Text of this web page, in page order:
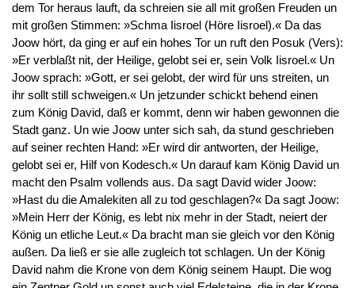
dem Tor heraus lauft, da schreien sie all mit großen Freuden un
mit großen Stimmen: »Schma Iisroel (Höre Iisroel).« Da das
Joow hört, da ging er auf ein hohes Tor un ruft den Posuk (Vers):
»Er verblaßt nit, der Heilige, gelobt sei er, sein Volk Iisroel.« Un
Joow sprach: »Gott, er sei gelobt, der wird für uns streiten, un
ihr sollt still schweigen.« Un jetzunder schickt behend einen
zum König David, daß er kommt, denn wir haben gewonnen die
Stadt ganz. Un wie Joow unter sich sah, da stund geschrieben
auf seiner rechten Hand: »Er wird dir antworten, der Heilige,
gelobt sei er, Hilf von Kodesch.« Un darauf kam König David un
macht den Psalm vollends aus. Da sagt David wider Joow:
»Hast du die Amalekiten all zu tod geschlagen?« Da sagt Joow:
»Mein Herr der König, es lebt nix mehr in der Stadt, neiert der
König un etliche Leut.« Da bracht man sie gleich vor den König
außen. Da ließ er sie alle zugleich tot schlagen. Un der König
David nahm die Krone von dem König seinem Haupt. Die wog